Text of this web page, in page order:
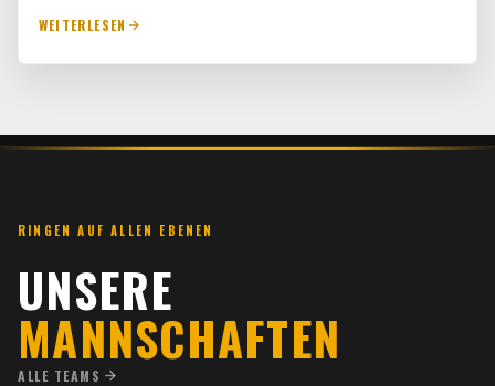
WEITERLESEN
RINGEN AUF ALLEN EBENEN
UNSERE
MANNSCHAFTEN
ALLE TEAMS